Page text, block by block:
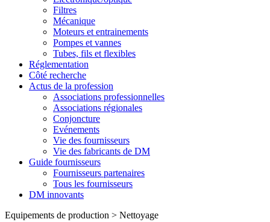
Filtres
Mécanique
Moteurs et entrainements
Pompes et vannes
Tubes, fils et flexibles
Réglementation
Côté recherche
Actus de la profession
Associations professionnelles
Associations régionales
Conjoncture
Evénements
Vie des fournisseurs
Vie des fabricants de DM
Guide fournisseurs
Fournisseurs partenaires
Tous les fournisseurs
DM innovants
Equipements de production > Nettoyage